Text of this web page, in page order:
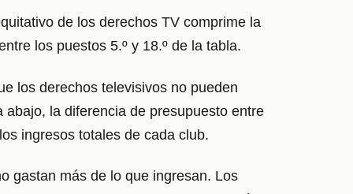
de los derechos TV comprime la
los puestos 5.º y 18.º de la tabla.
los derechos televisivos no pueden
la diferencia de presupuesto entre
ingresos totales de cada club.
gastan más de lo que ingresan. Los